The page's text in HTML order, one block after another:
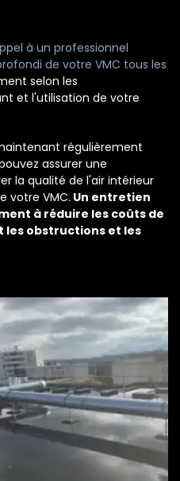
à un professionnel
de votre VMC tous les
selon les
et l'utilisation de votre
régulièrement
assurer une
la qualité de l'air intérieur
votre VMC. Un entretien
à réduire les coûts de
obstructions et les